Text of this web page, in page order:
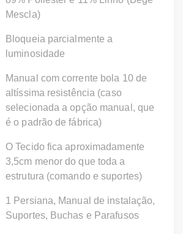
Mescla)
Bloqueia parcialmente a
luminosidade
Manual com corrente bola 10 de
altíssima resistência (caso
selecionada a opção manual, que
é o padrão de fábrica)
O Tecido fica aproximadamente
3,5cm menor do que toda a
estrutura (comando e suportes)
1 Persiana, Manual de instalação,
Suportes, Buchas e Parafusos